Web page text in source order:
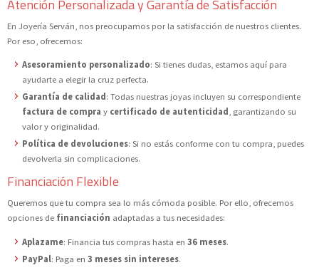
Atención Personalizada y Garantía de Satisfacción
En Joyería Serván, nos preocupamos por la satisfacción de nuestros clientes.
Por eso, ofrecemos:
Asesoramiento personalizado: Si tienes dudas, estamos aquí para
ayudarte a elegir la cruz perfecta.
Garantía de calidad : Todas nuestras joyas incluyen su correspondiente
factura de compra y certificado de autenticidad , garantizando su
valor y originalidad.
Política de devoluciones: Si no estás conforme con tu compra, puedes
devolverla sin complicaciones.
Financiación Flexible
Queremos que tu compra sea lo más cómoda posible. Por ello, ofrecemos
opciones de financiación adaptadas a tus necesidades:
Aplazame: Financia tus compras hasta en 36 meses.
PayPal: Paga en 3 meses sin intereses.